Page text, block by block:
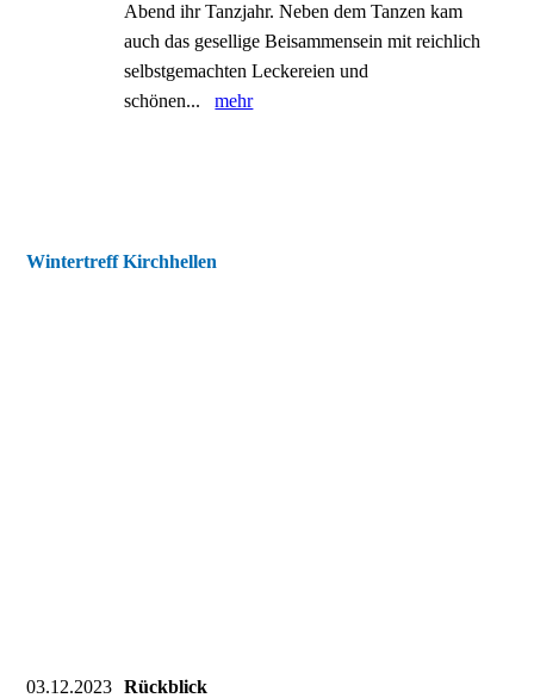
Abend ihr Tanzjahr. Neben dem Tanzen kam
auch das gesellige Beisammensein mit reichlich
selbstgemachten Leckereien und
schönen...mehr
Wintertreff Kirchhellen
03.12.2023
Rückblick